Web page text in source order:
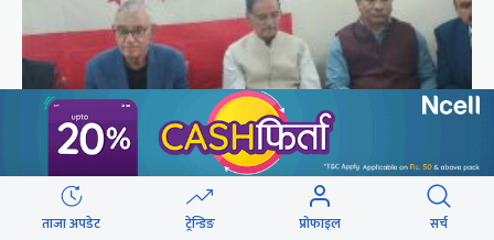
कांग्रेस संस्थापन इतर समूहको राष्ट्रिय भेलालाई देउवाले
ताजा अपडेट ट्रेन्डिङ प्रोफाइल सर्च